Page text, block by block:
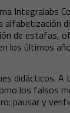
Integralabs
alfabetización
de estafas,
los últimos
didácticos.
los falsos
pausar y